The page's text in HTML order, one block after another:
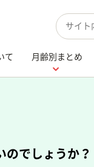
検索キー
て 月齢別まとめ
のでしょうか？